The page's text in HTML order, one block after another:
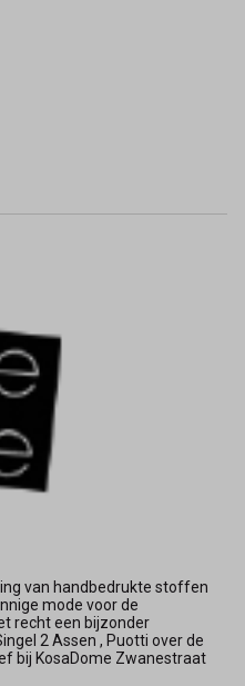
van handbedrukte stoffen
mode voor de
recht een bijzonder
2 Assen , Puotti over de
bij KosaDome Zwanestraat